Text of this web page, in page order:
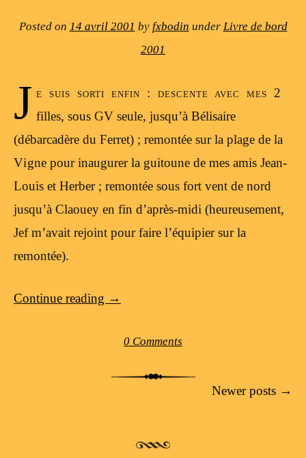
Posted on 14 avril 2001 by fxbodin under Livre de bord
2001
J e suis sorti enfin : descente avec mes 2
filles, sous GV seule, jusqu’à Bélisaire
(débarcadère du Ferret) ; remontée sur la plage de la
Vigne pour inaugurer la guitoune de mes amis Jean-
Louis et Herber ; remontée sous fort vent de nord
jusqu’à Claouey en fin d’après-midi (heureusement,
Jef m’avait rejoint pour faire l’équipier sur la
remontée).
Continue reading →
0 Comments
Newer posts →